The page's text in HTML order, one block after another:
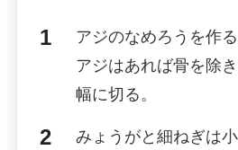
アジのなめろうを作る
アジはあれば骨を除
幅に切る。
みょうがと細ねぎは